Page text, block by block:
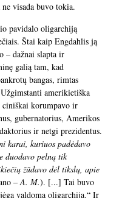
visada buvo tokia.
pavidalo oligarchiją
Štai kaip Engdahlis ją
– dažnai slapta ir
galią tam, kad
bangas, rimtas
amerikietiška
ciniškai korumpavo ir
gubernatorius, Amerikos
ir netgi prezidentus.
karai, kuriuos padėdavo
duodavo pelną tik
žūdavo dėl tikslų, apie
–A. M.). [...] Tai buvo
valdoma oligarchija.“ Ir